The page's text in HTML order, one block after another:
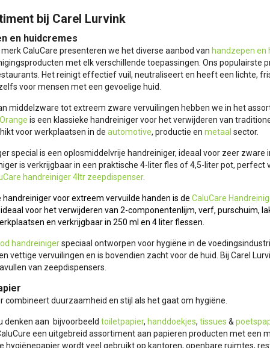
bij Carel Lurvink
en huidcremes
CaluCare presenteren we het diverse aanbod van handzepen en
met elk verschillende toepassingen. Ons populairste
Het reinigt effectief vuil, neutraliseert en heeft een lichte,
voor mensen met een gevoelige huid.
middelzware tot extreem zware vervuilingen hebben we in het
is een klassieke handreiniger voor het verwijderen van
voor werkplaatsen in de automotive, productie en metaal sector.
special is een oplosmiddelvrije handreiniger, ideaal voor zeer
is verkrijgbaar in een praktische 4-liter fles of 4,5-liter pot, perfect
handreiniger 4ltr zeepdispenser.
voor extreem vervuilde handen is de CaluCare
voor het verwijderen van 2-componentenlijm, verf, purschuim,
en verkrijgbaar in 250 ml en 4 liter flessen.
handreinigerspeciaal ontworpen voor hygiëne in de
vettige vervuilingen en is bovendien zacht voor de huid. Bij Carel
van zeepdispensers.
combineert duurzaamheid en stijl als het gaat om hygiëne.
denken aan bijvoorbeeld toiletpapier, handdoekjes, tissues &
een uitgebreid assortiment aan papieren producten met een
hygiënepapier wordt veel gebruikt op kantoren, openbare ruimtes,